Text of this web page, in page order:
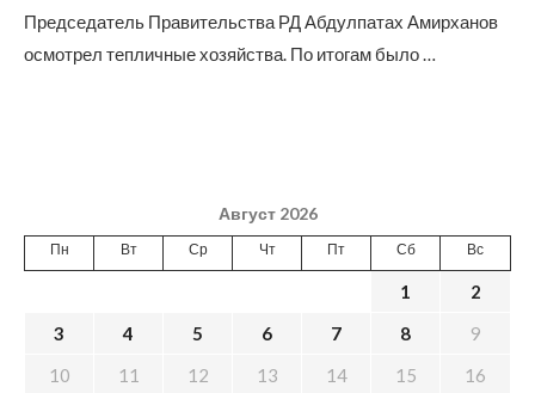
Председатель Правительства РД Абдулпатах Амирханов
осмотрел тепличные хозяйства. По итогам было …
Август 2026
Пн Вт Ср Чт Пт Сб Вс
1
2
3
4 5 6 7 8
9
10
11 12 13 14 15
16